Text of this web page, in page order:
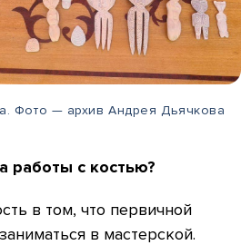
Фото — архив Андрея Дьячкова
с костью?
в том, что первичной
в мастерской.